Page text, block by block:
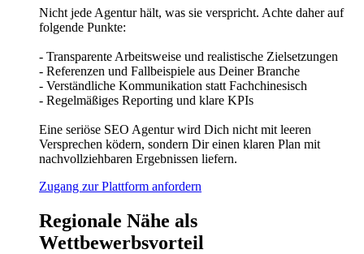
Nicht jede Agentur hält, was sie verspricht. Achte daher auf
folgende Punkte:
- Transparente Arbeitsweise und realistische Zielsetzungen
- Referenzen und Fallbeispiele aus Deiner Branche
- Verständliche Kommunikation statt Fachchinesisch
- Regelmäßiges Reporting und klare KPIs
Eine seriöse SEO Agentur wird Dich nicht mit leeren
Versprechen ködern, sondern Dir einen klaren Plan mit
nachvollziehbaren Ergebnissen liefern.
Zugang zur Plattform anfordern
Regionale Nähe als
Wettbewerbsvorteil